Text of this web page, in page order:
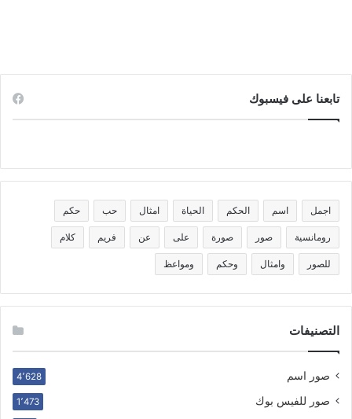
تابعنا على فيسبوك
اجمل اسم الحكم الحياة امثال حب حكم
رومانسية صور صورة على عن فريم كلام
للصور وامثال وحكم ومواعظ
التصنيفات
صور اسم 4٬628
صور للفيس بوك 1٬473